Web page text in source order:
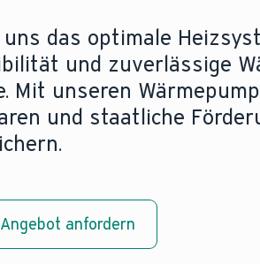
das optimale
und zuverlässige
Mit unseren
und staatliche
anfordern